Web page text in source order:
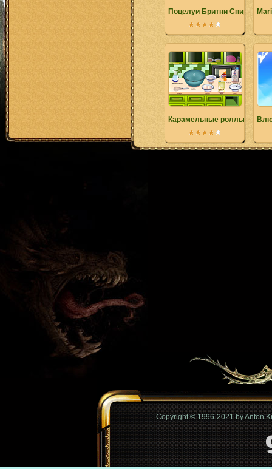
Поцелуи Бритни Спирс
Карамельные роллы
Copyright © 1996-2021 by Anton